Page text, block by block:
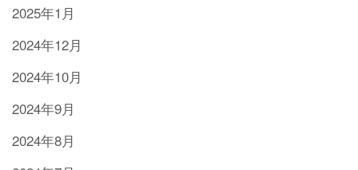
2025年1月
2024年12月
2024年10月
2024年9月
2024年8月